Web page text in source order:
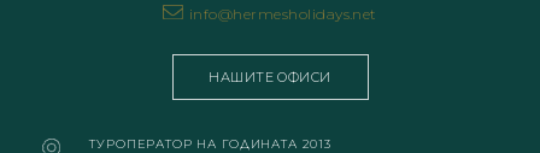
info@hermesholidays.net
НАШИТЕ ОФИСИ
ТУРОПЕРАТОР НА ГОДИНАТА 2013